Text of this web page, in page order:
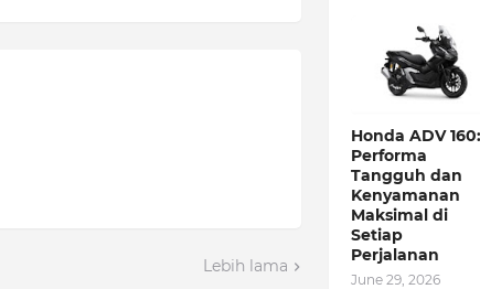
Lebih lama
Honda ADV 160:
Performa
Tangguh dan
Kenyamanan
Maksimal di
Setiap
Perjalanan
June 29, 2026